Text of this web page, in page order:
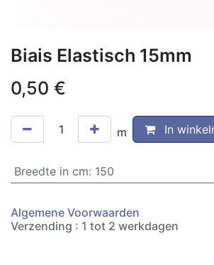
Biais Elastisch 15mm
0,50 €
m In
Breedte in cm: 150
Algemene Voorwaarden
Verzending : 1 tot 2 werkdagen